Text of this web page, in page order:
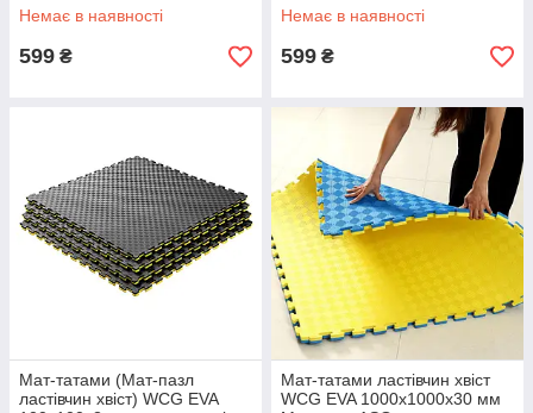
жовтогарячий ASG
Немає в наявності
599 ₴
ASG
Немає в наявності
599 ₴
Мат-татами (Мат-пазл
ластівчин хвіст) WCG EVA
Мат-татами ластівчин хвіст
WCG EVA 1000х1000х30 мм